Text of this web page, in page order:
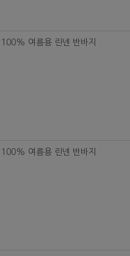
여름용 린넨 반바지
여름용 린넨 반바지